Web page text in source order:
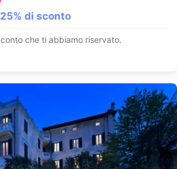
di sconto
che ti abbiamo riservato.